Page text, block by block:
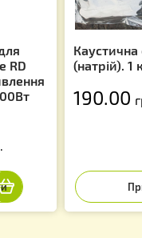
RD
Каустична
(натрій). 1
190.00